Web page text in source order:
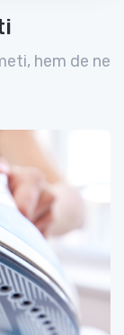
hem de ne